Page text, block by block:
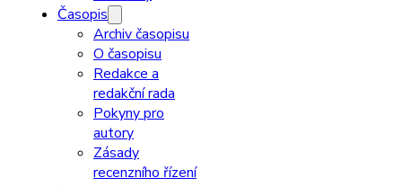
Časopis
Archiv časopisu
O časopisu
Redakce a
redakční rada
Pokyny pro
autory
Zásady
recenzního řízení